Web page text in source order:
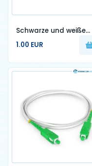
Schwarze und weiße
Nylon-Kabelbinder, 100
Stück
1.00 EUR